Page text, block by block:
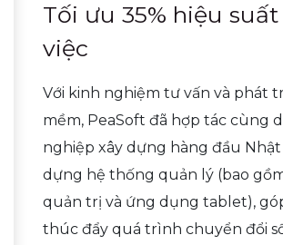
Tối ưu 35% hiệu
việc
Với kinh nghiệm tư vấn và phát
mềm, PeaSoft đã hợp tác cùng
nghiệp xây dựng hàng đầu Nhật
dựng hệ thống quản lý (bao
quản trị và ứng dụng tablet),
thúc đẩy quá trình chuyển đổi